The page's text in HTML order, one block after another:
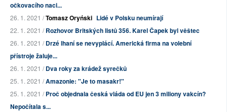
očkovacího naci...
26. 1. 2021 /Tomasz Oryński Lidé v Polsku neumírají
22. 1. 2021 /Rozhovor Britských listů 356. Karel Čapek byl věštec
26. 1. 2021 /Drzé lhaní se nevyplácí. Americká firma na volební
přístroje žaluje...
26. 1. 2021 /Dva roky za krádež syrečků
25. 1. 2021 /Amazonie: "Je to masakr!"
25. 1. 2021 /Proč objednala česká vláda od EU jen 3 miliony vakcín?
Nepočítala s...